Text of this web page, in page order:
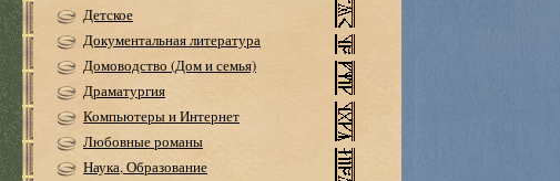
Детское
Документальная литература
Домоводство (Дом и семья)
Драматургия
Компьютеры и Интернет
Любовные романы
Наука, Образование